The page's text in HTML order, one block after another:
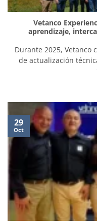
Vetanco
aprendizaje,
Durante 2025, Vetanco
de actualización
29
Oct